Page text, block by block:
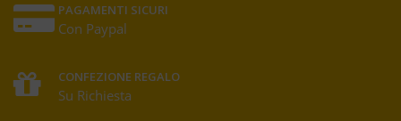
PAGAMENTI SICURI
Con Paypal
CONFEZIONE REGALO
Su Richiesta